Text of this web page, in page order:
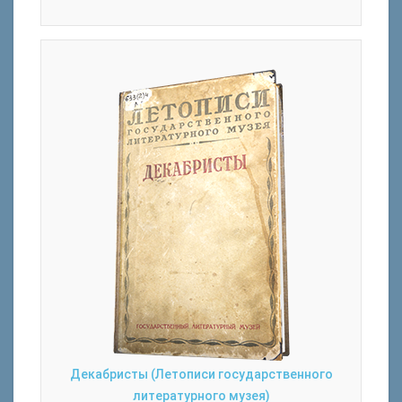
Декабристы (Летописи государственного
литературного музея)